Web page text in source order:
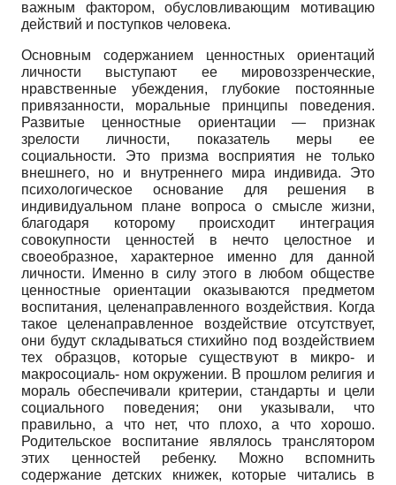
важным фактором, обусловливающим мотивацию
действий и поступков человека.
Основным содержанием ценностных ориентаций
личности выступают ее мировоззренческие,
нравственные убеждения, глубокие постоянные
привязанности, моральные принципы поведения.
Развитые ценностные ориентации — признак
зрелости личности, показатель меры ее
социальности. Это призма восприятия не только
внешнего, но и внутреннего мира индивида. Это
психологическое основание для решения в
индивидуальном плане вопроса о смысле жизни,
благодаря которому происходит интеграция
совокупности ценностей в нечто целостное и
своеобразное, характерное именно для данной
личности. Именно в силу этого в любом обществе
ценностные ориентации оказываются предметом
воспитания, целенаправленного воздействия. Когда
такое целенаправленное воздействие отсутствует,
они будут складываться стихийно под воздействием
тех образцов, которые существуют в микро- и
макросоциаль- ном окружении. В прошлом религия и
мораль обеспечивали критерии, стандарты и цели
социального поведения; они указывали, что
правильно, а что нет, что плохо, а что хорошо.
Родительское воспитание являлось транслятором
этих ценностей ребенку. Можно вспомнить
содержание детских книжек, которые читались в